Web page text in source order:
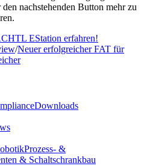
nachstehenden Button mehr zu
EStation erfahren!
/Neuer erfolgreicher FAT für
Downloads
Prozess- &
& Schaltschrankbau